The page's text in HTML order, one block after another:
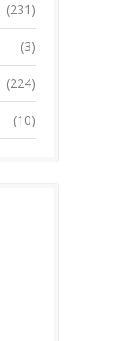
(231)
(3)
(224)
(10)